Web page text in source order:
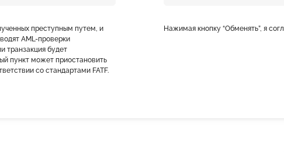
преступным путем, и
AML-проверки
транзакция будет
пункт может приостановить
со стандартами FATF.
Нажимая кнопку “Обменять”, я